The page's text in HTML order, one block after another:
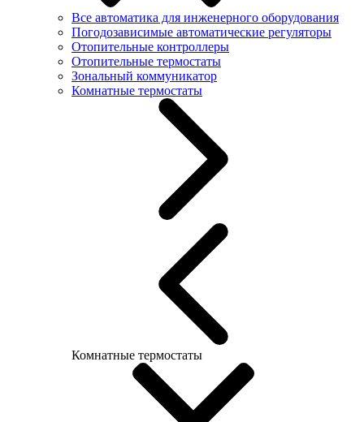
Все автоматика для инженерного оборудования
Погодозависимые автоматические регуляторы
Отопительные контроллеры
Отопительные термостаты
Зональный коммуникатор
Комнатные термостаты
Комнатные термостаты